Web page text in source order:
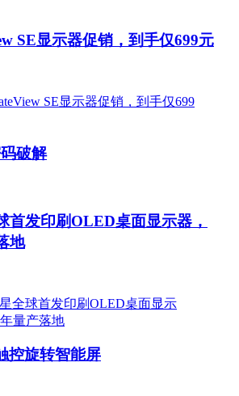
SE显示器促销，到手仅699元
破解
首发印刷OLED桌面显示器，
地
控旋转智能屏